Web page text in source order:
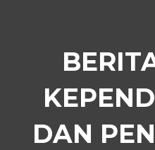
DAN